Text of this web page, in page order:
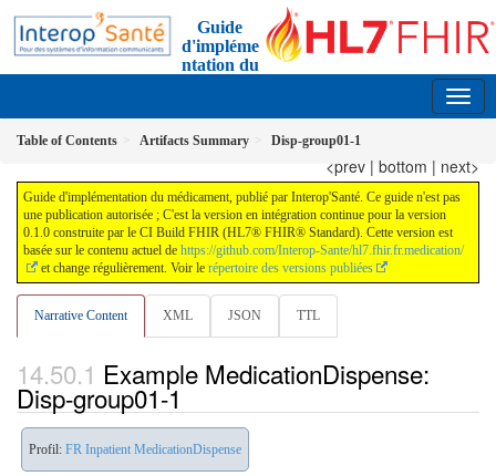
Guide
d'impléme
ntation du
Table of Contents Artifacts Summary Disp-group01-1
<prev | bottom | next>
Guide d'implémentation du médicament, publié par Interop'Santé. Ce guide n'est pas
une publication autorisée ; C'est la version en intégration continue pour la version
0.1.0 construite par le CI Build FHIR (HL7® FHIR® Standard). Cette version est
basée sur le contenu actuel de https://github.com/Interop-Sante/hl7.fhir.fr.medication/
et change régulièrement. Voir le répertoire des versions publiées
Narrative Content XML JSON TTL
Example MedicationDispense:
Disp-group01-1
Profil: FR Inpatient MedicationDispense